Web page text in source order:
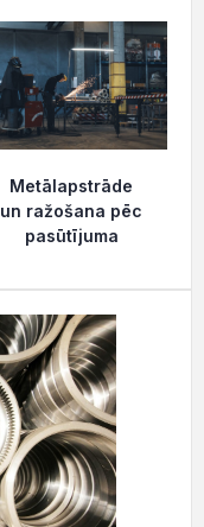
Metālapstrāde
un ražošana pēc
pasūtījuma